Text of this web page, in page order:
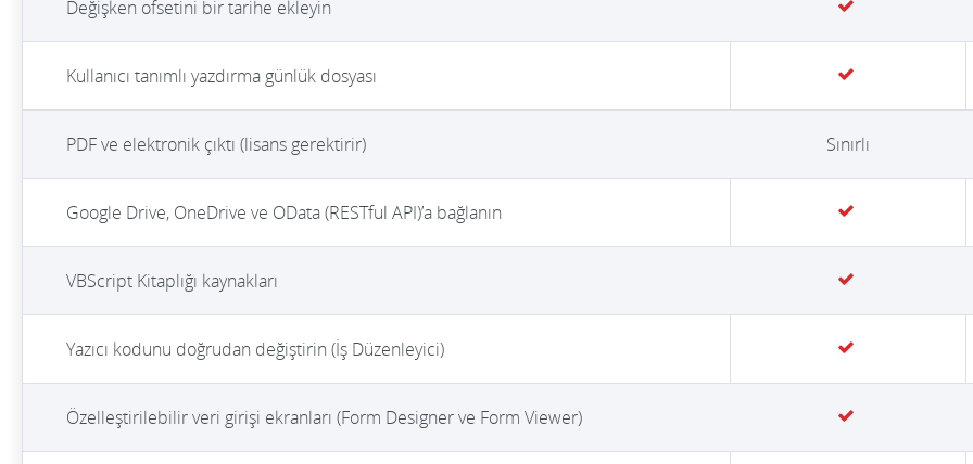
Değişken ofsetini bir tarihe ekleyin
Kullanıcı tanımlı yazdırma günlük dosyası
PDF ve elektronik çıktı (lisans gerektirir) Sınırlı
Google Drive, OneDrive ve OData (RESTful API)’a bağlanın
VBScript Kitaplığı kaynakları
Yazıcı kodunu doğrudan değiştirin (İş Düzenleyici)
Özelleştirilebilir veri girişi ekranları (Form Designer ve Form Viewer)